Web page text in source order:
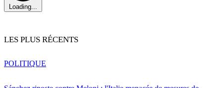
Loading...
LES PLUS RÉCENTS
POLITIQUE